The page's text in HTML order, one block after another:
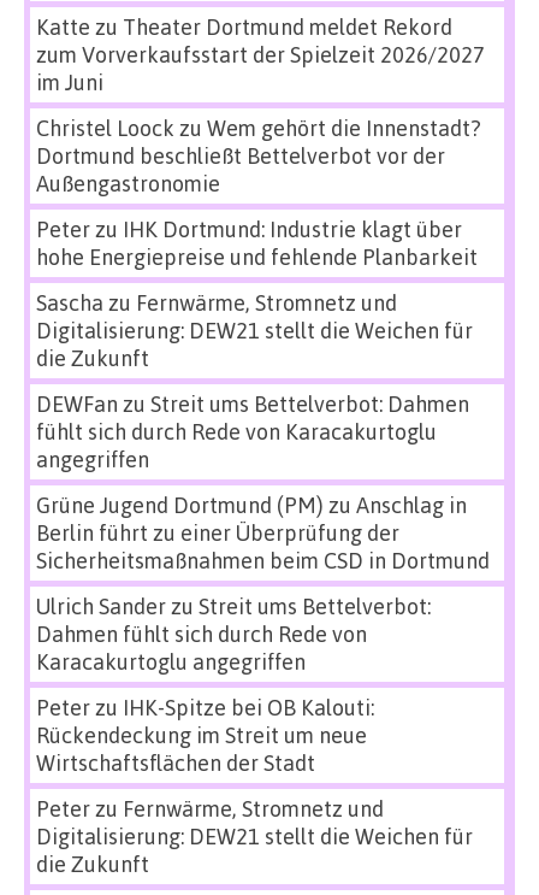
Katte zu Theater Dortmund meldet Rekord
zum Vorverkaufsstart der Spielzeit 2026/2027
im Juni
Christel Loock zu Wem gehört die Innenstadt?
Dortmund beschließt Bettelverbot vor der
Außengastronomie
Peterzu IHK Dortmund: Industrie klagt über
hohe Energiepreise und fehlende Planbarkeit
Sascha zu Fernwärme, Stromnetz und
Digitalisierung: DEW21 stellt die Weichen für
die Zukunft
DEWFan zu Streit ums Bettelverbot: Dahmen
fühlt sich durch Rede von Karacakurtoglu
angegriffen
Grüne Jugend Dortmund (PM) zu Anschlag in
Berlin führt zu einer Überprüfung der
Sicherheitsmaßnahmen beim CSD in Dortmund
Ulrich Sanderzu Streit ums Bettelverbot:
Dahmen fühlt sich durch Rede von
Karacakurtoglu angegriffen
Peterzu IHK-Spitze bei OB Kalouti:
Rückendeckung im Streit um neue
Wirtschaftsflächen der Stadt
Peterzu Fernwärme, Stromnetz und
Digitalisierung: DEW21 stellt die Weichen für
die Zukunft